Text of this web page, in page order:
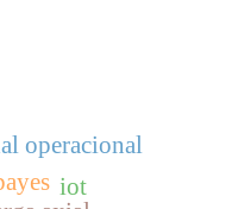
operacional
iot